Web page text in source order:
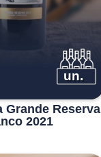
un.
Grande Reserva
2021